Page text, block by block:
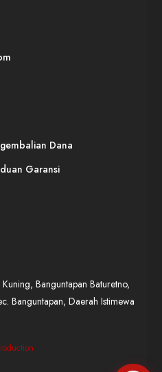
Dana
Garansi
Banguntapan Baturetno,
Banguntapan, Daerah Istimewa